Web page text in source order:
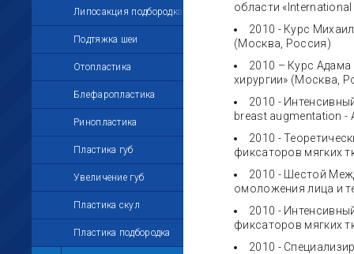
Липосакция подбородка
Подтяжка шеи
Отопластика
Блефаропластика
Ринопластика
Пластика губ
Увеличение губ
Пластика скул
Пластика подбородка
области
2010 - Курс
(Москва, Россия)
2010 – Курс Адама
хирургии» (Москва,
2010 -
breast augmentation -
2010 -
фиксаторов мягких
2010 - Шестой
омоложения лица и
2010 -
фиксаторов мягких
2010 -